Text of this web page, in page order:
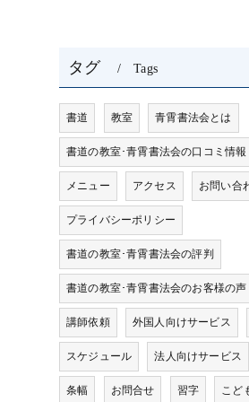
タグ Tags
書道 教室 青霄書法会とは
書道の教室･青霄書法会の口コミ情報
メニュー アクセス お問い合
プライバシーポリシー
書道の教室･青霄書法会の評判
書道の教室･青霄書法会のお客様の声
講師依頼 外国人向けサービス
スケジュール 法人向けサービス
条幅 お問合せ 習字 こど